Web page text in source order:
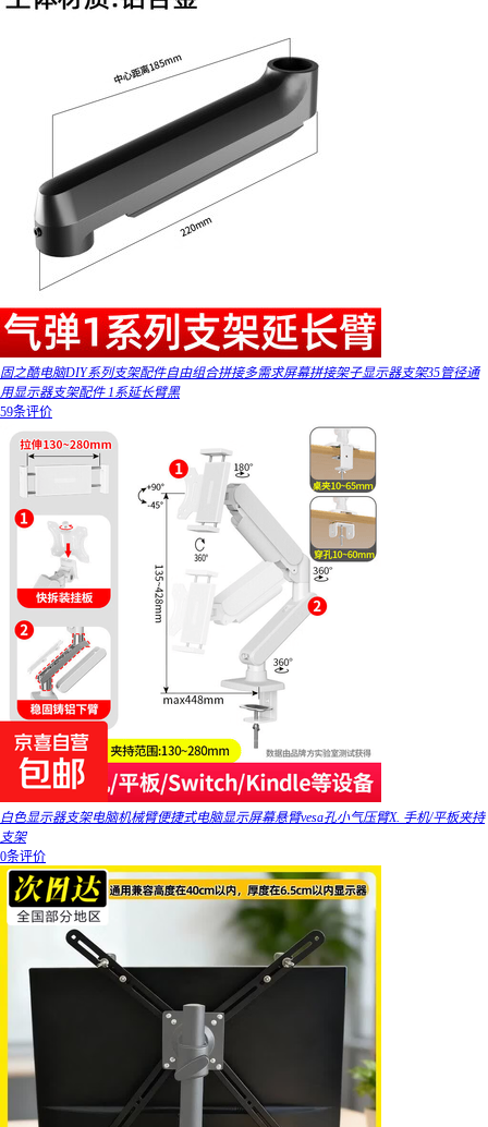
固之酷电脑DIY系列支架配件自由组合拼接多需求屏幕拼接架子显示器支架35管径通
用显示器支架配件 1系延长臂黑
59条评价
白色显示器支架电脑机械臂便捷式电脑显示屏幕悬臂vesa孔小气压臂X. 手机/平板夹持
支架
0条评价